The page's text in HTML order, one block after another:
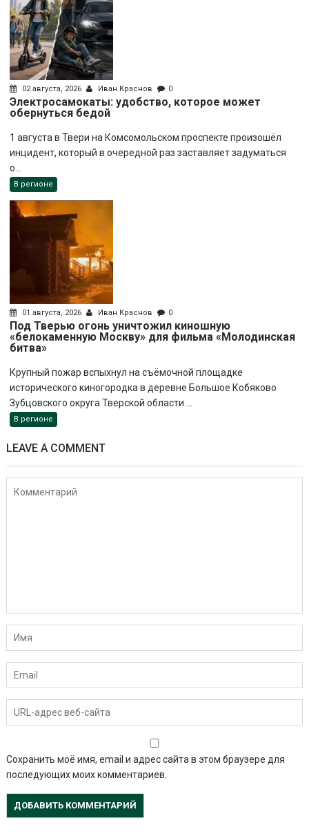
02 августа, 2026 Иван Краснов 0
Электросамокаты: удобство, которое может
обернуться бедой
1 августа в Твери на Комсомольском проспекте произошёл
инцидент, который в очередной раз заставляет задуматься
о...
В регионе
01 августа, 2026 Иван Краснов 0
Под Тверью огонь уничтожил киношную
«белокаменную Москву» для фильма «Молодинская
битва»
Крупный пожар вспыхнул на съёмочной площадке
исторического киногородка в деревне Большое Кобяково
Зубцовского округа Тверской области....
В регионе
LEAVE A COMMENT
Сохранить моё имя, email и адрес сайта в этом браузере для
последующих моих комментариев.